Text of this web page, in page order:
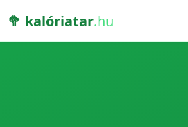
🥦 kalóriatar.hu